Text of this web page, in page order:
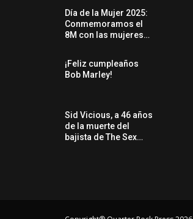
Día de la Mujer 2025:
Conmemoramos el
8M con las mujeres…
¡Feliz cumpleaños
Bob Marley!
Sid Vicious, a 46 años
de la muerte del
bajista de The Sex…